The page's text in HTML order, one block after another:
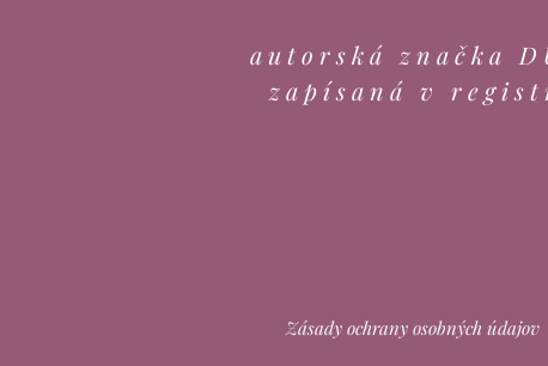
autorská značka
zapísaná v
Zásady ochrany osobných údajov